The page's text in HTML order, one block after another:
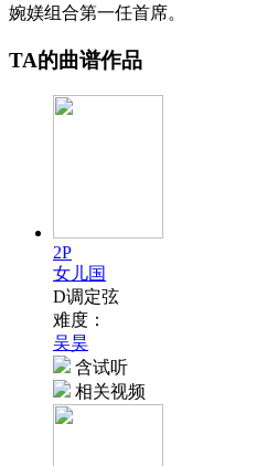
婉媄组合第一任首席。
TA的曲谱作品
2P
女儿国
D调定弦
难度：
吴昊
含试听
相关视频